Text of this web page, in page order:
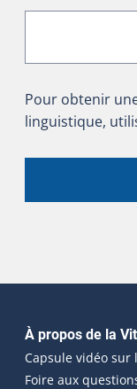
Pour obtenir
linguistique,
À propos de la
Capsule vidéo
Foire aux